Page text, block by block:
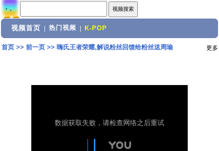
视频首页 热门视频 K-POP
首页>> 前一页>> 嗨氏王者荣耀,解说粉丝回馈给粉丝送周瑜 更多